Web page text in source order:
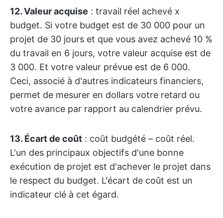
12. Valeur acquise : travail réel achevé x
budget. Si votre budget est de 30 000 pour un
projet de 30 jours et que vous avez achevé 10 %
du travail en 6 jours, votre valeur acquise est de
3 000. Et votre valeur prévue est de 6 000.
Ceci, associé à d'autres indicateurs financiers,
permet de mesurer en dollars votre retard ou
votre avance par rapport au calendrier prévu.
13. Écart de coût : coût budgété – coût réel.
L'un des principaux objectifs d'une bonne
exécution de projet est d'achever le projet dans
le respect du budget. L'écart de coût est un
indicateur clé à cet égard.